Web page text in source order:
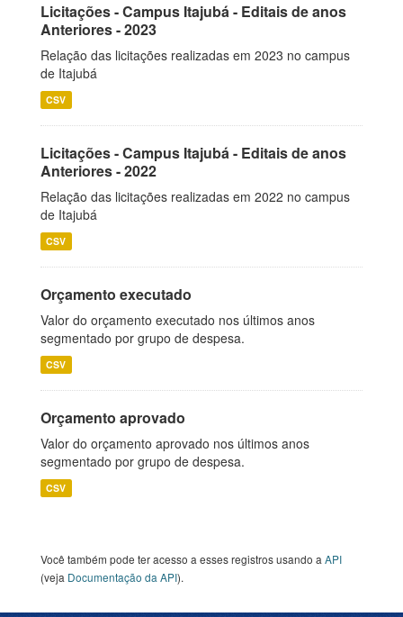
Licitações - Campus Itajubá - Editais de anos
Anteriores - 2023
Relação das licitações realizadas em 2023 no campus
de Itajubá
CSV
Licitações - Campus Itajubá - Editais de anos
Anteriores - 2022
Relação das licitações realizadas em 2022 no campus
de Itajubá
CSV
Orçamento executado
Valor do orçamento executado nos últimos anos
segmentado por grupo de despesa.
CSV
Orçamento aprovado
Valor do orçamento aprovado nos últimos anos
segmentado por grupo de despesa.
CSV
Você também pode ter acesso a esses registros usando a API
(veja Documentação da API).